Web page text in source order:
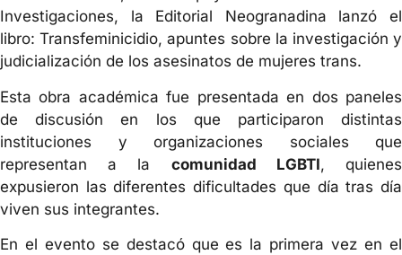
Investigaciones, la Editorial Neogranadina lanzó el
libro: Transfeminicidio, apuntes sobre la investigación y
judicialización de los asesinatos de mujeres trans.
Esta obra académica fue presentada en dos paneles
de discusión en los que participaron distintas
instituciones y organizaciones sociales que
representan a la comunidad LGBTI, quienes
expusieron las diferentes dificultades que día tras día
viven sus integrantes.
En el evento se destacó que es la primera vez en el